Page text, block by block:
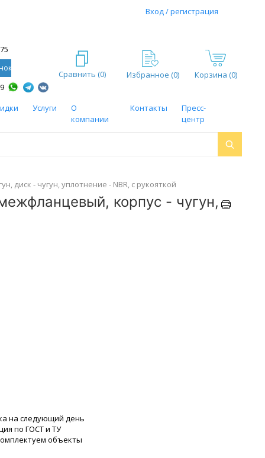
Вход / регистрация
Сравнить (0) Избранное (0) Корзина (0)
Услуги
О
компании
Контакты
Пресс-
центр
диск - чугун, уплотнение - NBR, с рукояткой
корпус - чугун,
на следующий день
по ГОСТ и ТУ
объекты